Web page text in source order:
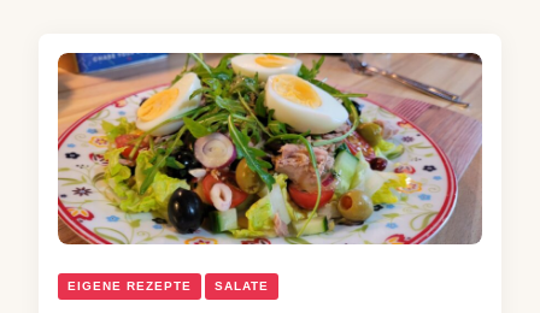
EIGENE REZEPTE SALATE